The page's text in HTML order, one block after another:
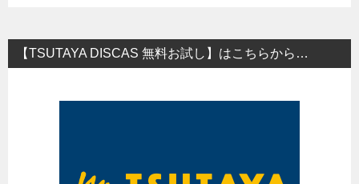
【TSUTAYA DISCAS 無料お試し】はこちらから…